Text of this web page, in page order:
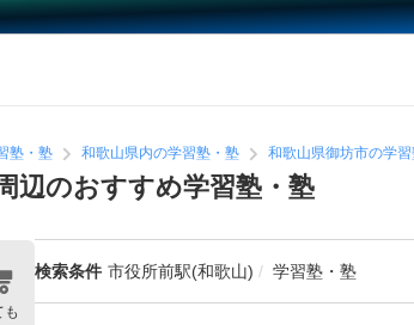
塾・塾 和歌山県内の学習塾・塾 和歌山県御坊市の学
辺のおすすめ学習塾・塾
検索条件 市役所前駅(和歌山) 学習塾・塾
も